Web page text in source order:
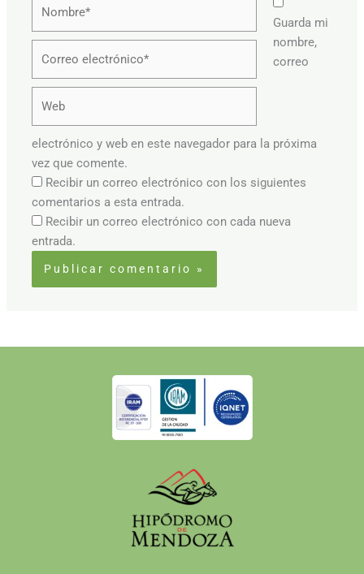
Guarda mi
nombre,
correo
electrónico y web en este navegador para la próxima
vez que comente.
Recibir un correo electrónico con los siguientes
comentarios a esta entrada.
Recibir un correo electrónico con cada nueva
entrada.